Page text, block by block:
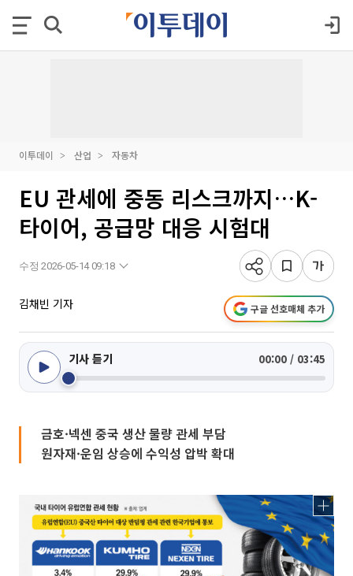
이투데이 산업 자동차
EU 관세에 중동 리스크까지…K-
타이어, 공급망 대응 시험대
수정 2026-05-14 09:18
김채빈 기자 구글 선호매체 추가
기사 듣기 00:00 / 03:45
금호·넥센 중국 생산 물량 관세 부담
원자재·운임 상승에 수익성 압박 확대